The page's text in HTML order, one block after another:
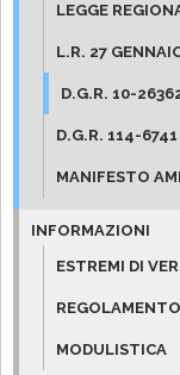
LEGGE
L.R. 27
D.G.R. 10-
D.G.R. 114-
MANIFESTO
INFORMAZIONI
ESTREMI DI
MODULISTICA